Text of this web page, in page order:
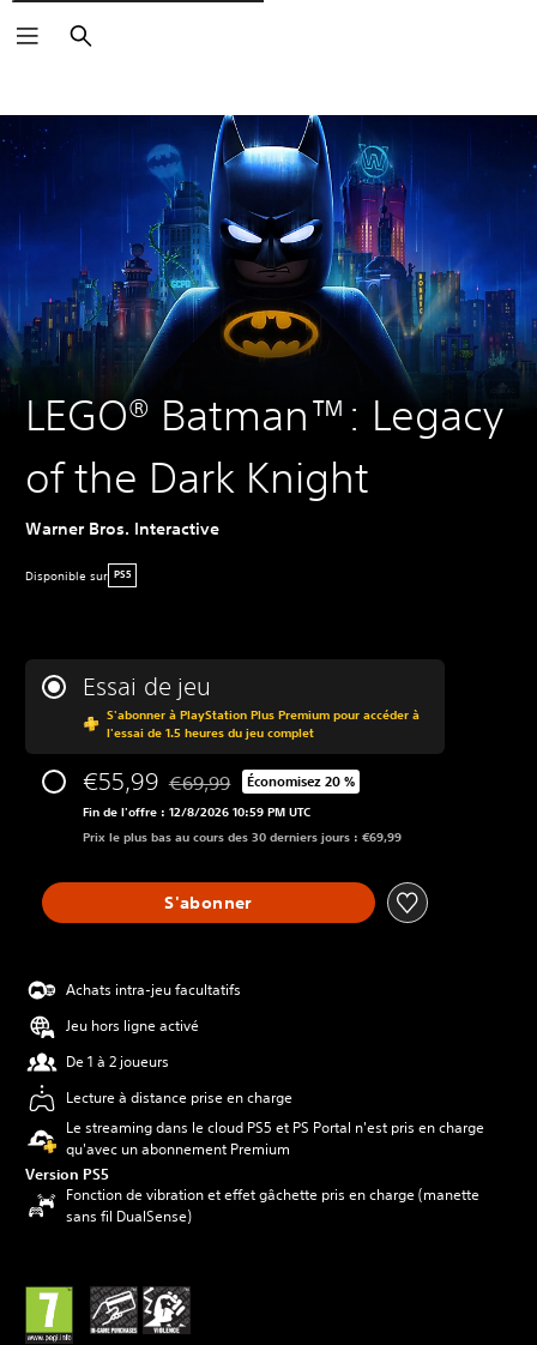
Rechercher
LEGO® Batman™: Legacy
of the Dark Knight
Warner Bros. Interactive
Disponible sur PS5
Essai de jeu
S'abonner à PlayStation Plus Premium pour accéder à
l'essai de 1.5 heures du jeu complet
€55,99 Remise par rapport au prix d'origine de
€69,99 Économisez 20 %
Fin de l'offre : 12/8/2026 10:59 PM UTC
Prix le plus bas au cours des 30 derniers jours : €69,99
S'abonner
Achats intra-jeu facultatifs
Jeu hors ligne activé
De 1 à 2 joueurs
Lecture à distance prise en charge
Le streaming dans le cloud PS5 et PS Portal n'est pris en charge
qu'avec un abonnement Premium
Version PS5
Fonction de vibration et effet gâchette pris en charge (manette
sans fil DualSense)